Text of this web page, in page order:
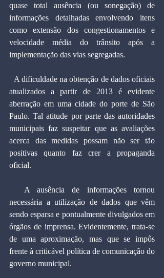
quase total ausência (ou sonegação) de
informações detalhadas envolvendo itens
como extensão dos congestionamentos e
velocidade média do trânsito após a
implementação das vias segregadas.
atualizados a partir de 2013 é evidente
aberração em uma cidade do porte de São
Paulo. Tal atitude por parte das autoridades
municipais faz suspeitar que as avaliações
acerca das medidas possam não ser tão
positivas quanto faz crer a propaganda
oficial.
necessária a utilização de dados que vêm
sendo esparsa e pontualmente divulgados em
órgãos de imprensa. Evidentemente, trata-se
de uma aproximação, mas que se impôs
frente à criticável política de comunicação do
governo municipal.